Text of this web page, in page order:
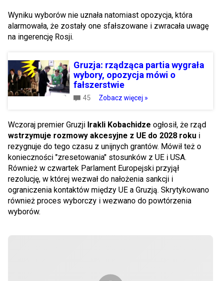
Wyniku wyborów nie uznała natomiast opozycja, która
alarmowała, że zostały one sfałszowane i zwracała uwagę
na ingerencję Rosji.
Gruzja: rządząca partia wygrała
wybory, opozycja mówi o
fałszerstwie
45 Zobacz więcej »
Wczoraj premier Gruzji Irakli Kobachidze ogłosił, że rząd
wstrzymuje rozmowy akcesyjne z UE do 2028 roku i
rezygnuje do tego czasu z unijnych grantów. Mówił też o
konieczności "zresetowania" stosunków z UE i USA.
Również w czwartek Parlament Europejski przyjął
rezolucję, w której wezwał do nałożenia sankcji i
ograniczenia kontaktów między UE a Gruzją. Skrytykowano
również proces wyborczy i wezwano do powtórzenia
wyborów.